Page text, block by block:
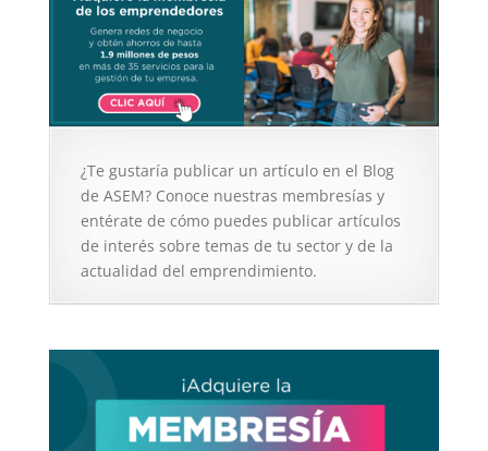
¿Te gustaría publicar un artículo en el Blog
de ASEM? Conoce nuestras membresías y
entérate de cómo puedes publicar artículos
de interés sobre temas de tu sector y de la
actualidad del emprendimiento.